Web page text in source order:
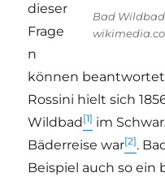
Bad
dieser
Frage
n
können
Rossini hielt sich
Wildbad [1] im
Bäderreise war[2].
Beispiel auch so ein